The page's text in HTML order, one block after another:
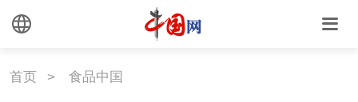
首页 > 食品中国